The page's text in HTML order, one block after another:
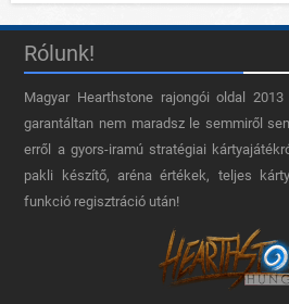
Rólunk!
Magyar Hearthstone​ rajongói oldal
garantáltan nem maradsz le semmiről
erről a gyors-iramú stratégiai
pakli készítő, aréna értékek, teljes
funkció regisztráció után!